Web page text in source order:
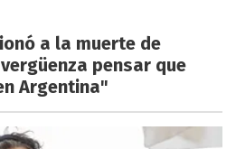
a la muerte de
pensar que
Argentina"